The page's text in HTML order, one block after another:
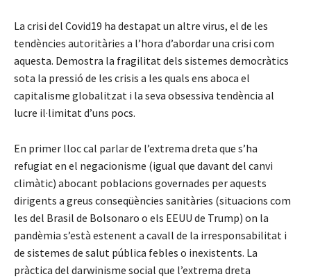
La crisi del Covid19 ha destapat un altre virus, el de les
tendències autoritàries a l’hora d’abordar una crisi com
aquesta. Demostra la fragilitat dels sistemes democràtics
sota la pressió de les crisis a les quals ens aboca el
capitalisme globalitzat i la seva obsessiva tendència al
lucre il·limitat d’uns pocs.
En primer lloc cal parlar de l’extrema dreta que s’ha
refugiat en el negacionisme (igual que davant del canvi
climàtic) abocant poblacions governades per aquests
dirigents a greus conseqüències sanitàries (situacions com
les del Brasil de Bolsonaro o els EEUU de Trump) on la
pandèmia s’està estenent a cavall de la irresponsabilitat i
de sistemes de salut pública febles o inexistents. La
pràctica del darwinisme social que l’extrema dreta